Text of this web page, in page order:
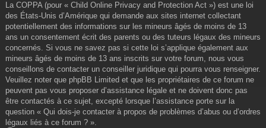
La COPPA (pour « Child Online Privacy and Protection Act ») est une loi
des États-Unis d’Amérique qui demande aux sites internet collectant
potentiellement des informations sur les mineurs âgés de moins de 13
ans un consentement écrit des parents ou des tuteurs légaux des mineurs
concernés. Si vous ne savez pas si cette loi s’applique également aux
mineurs âgés de moins de 13 ans inscrits sur votre forum, nous vous
conseillons de contacter un conseiller juridique qui pourra vous renseigner.
Veuillez noter que phpBB Limited et que les propriétaires de ce forum ne
peuvent pas vous proposer d’assistance légale et ne doivent donc pas
être contactés à ce sujet, excepté lorsque l’assistance porte sur la
question « Qui dois-je contacter à propos de problèmes d’abus ou d’ordres
légaux liés à ce forum ? ».